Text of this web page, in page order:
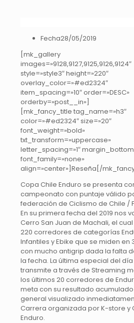
Fecha28/05/2019
[mk_gallery
images=»9128,9127,9125,9126,9124″
style=»style3″ height=»220″
overlay_color=»#ed2324″
item_spacing=»10″ order=»DESC»
orderby=»post__in»]
[mk_fancy_title tag_name=»h3″
color=»#ed2324″ size=»20″
font_weight=»bold»
txt_transform=»uppercase»
letter_spacing=»1″
font_family=»none»
align=»center»]Reseña[/
Copa Chile Enduro se presenta
campeonato con puntaje válido
federación de Ciclismo de Chile /
En su primera fecha del 2019 nos
Cerro San Juan de Machali, el
220 corredores de categorías
Infantiles y Ebike que se miden en
con mucho antigrip dada la falta
la fecha. La última especial del día
transmite a través de Streaming
los últimos 20 corredores de
meta con su resultado
general visualizado
Carrera organizada por K-store y
Enduro.